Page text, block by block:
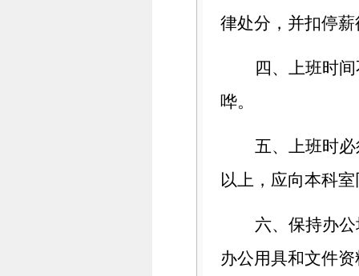
律处分，并扣停
四、上班时
哗。
五、上班时
以上，应向本科
六、保持办
办公用具和文件